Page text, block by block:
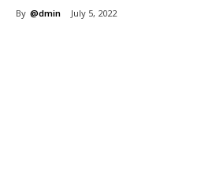
By @dmin July 5, 2022